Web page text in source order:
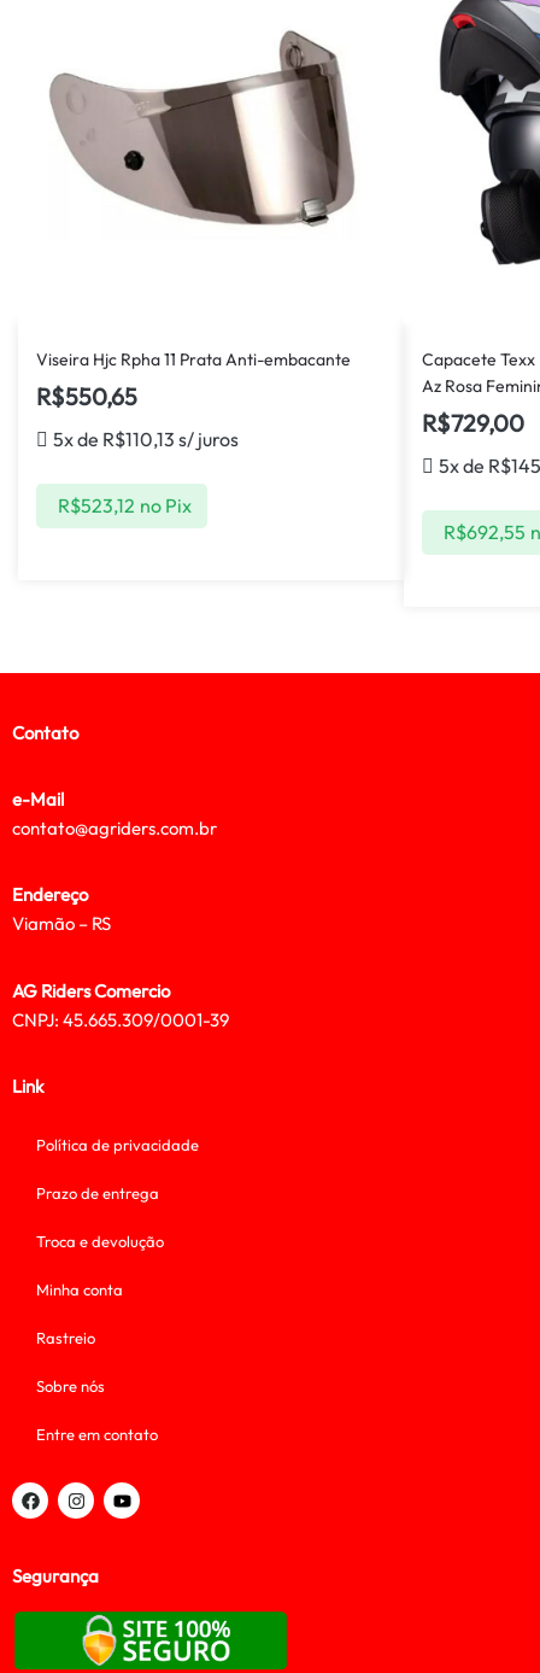
Viseira Hjc Rpha 11 Prata Anti-embacante
R$550,65
5x de R$110,13 s/ juros
R$523,12 no Pix
Capacete
Az Rosa
R$729,00
5x de R$
R$692,55
Contato
e-Mail
contato@agriders.com.br
Endereço
Viamão – RS
AG Riders Comercio
CNPJ: 45.665.309/0001-39
Link
Política de privacidade
Prazo de entrega
Troca e devolução
Minha conta
Rastreio
Sobre nós
Entre em contato
Segurança